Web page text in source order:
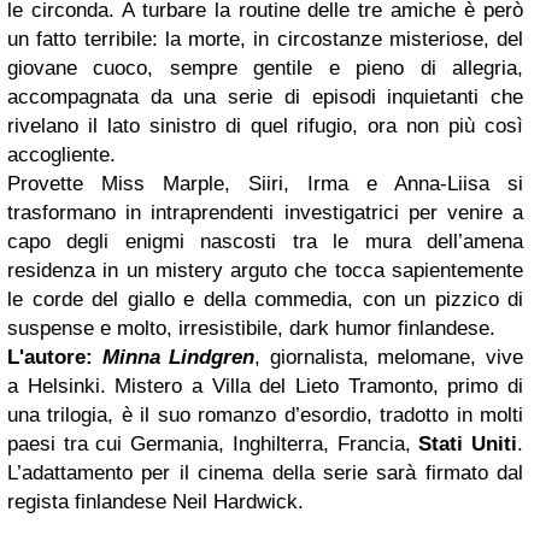
le circonda. A turbare la routine delle tre amiche è però
un fatto terribile: la morte, in circostanze misteriose, del
giovane cuoco, sempre gentile e pieno di allegria,
accompagnata da una serie di episodi inquietanti che
rivelano il lato sinistro di quel rifugio, ora non più così
accogliente.
Provette Miss Marple, Siiri, Irma e Anna-Liisa si
trasformano in intraprendenti investigatrici per venire a
capo degli enigmi nascosti tra le mura dell’amena
residenza in un mistery arguto che tocca sapientemente
le corde del giallo e della commedia, con un pizzico di
suspense e molto, irresistibile, dark humor finlandese.
L'autore: Minna Lindgren, giornalista, melomane, vive
a Helsinki. Mistero a Villa del Lieto Tramonto, primo di
una trilogia, è il suo romanzo d’esordio, tradotto in molti
paesi tra cui Germania, Inghilterra, Francia,Stati Uniti.
L’adattamento per il cinema della serie sarà firmato dal
regista finlandese Neil Hardwick.